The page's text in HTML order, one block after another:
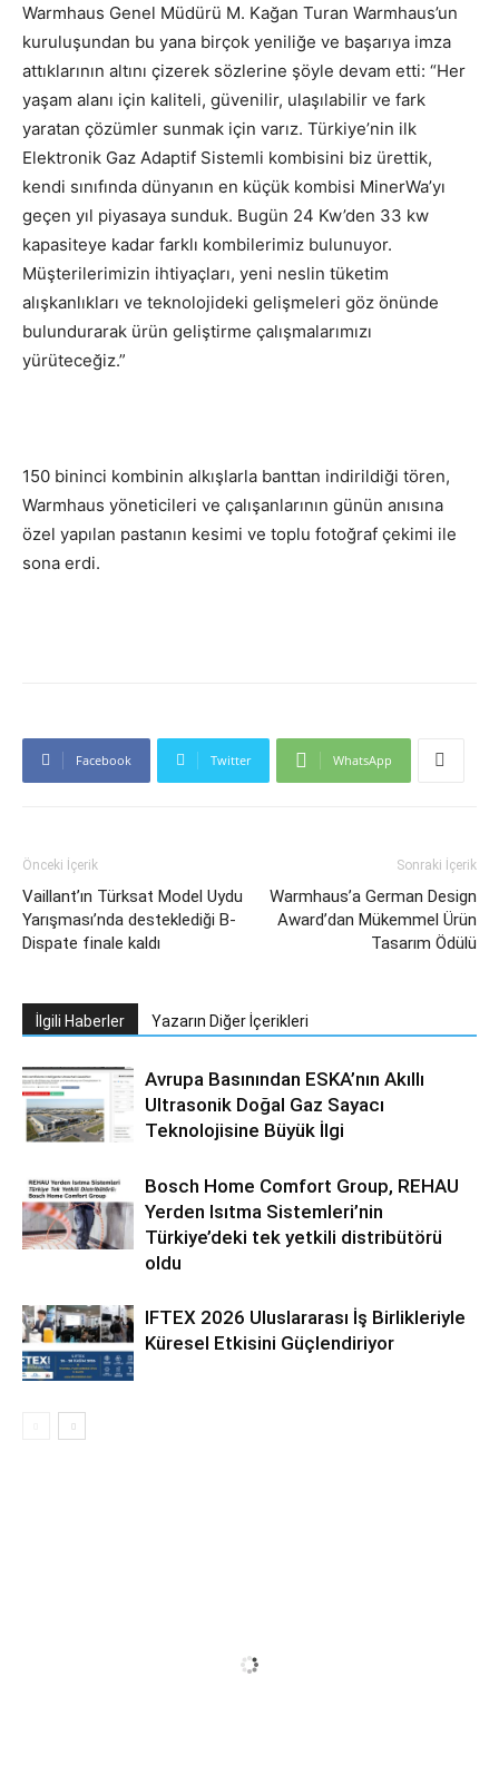
Warmhaus Genel Müdürü M. Kağan Turan Warmhaus’un
kuruluşundan bu yana birçok yeniliğe ve başarıya imza
attıklarının altını çizerek sözlerine şöyle devam etti: “Her
yaşam alanı için kaliteli, güvenilir, ulaşılabilir ve fark
yaratan çözümler sunmak için varız. Türkiye’nin ilk
Elektronik Gaz Adaptif Sistemli kombisini biz ürettik,
kendi sınıfında dünyanın en küçük kombisi MinerWa’yı
geçen yıl piyasaya sunduk. Bugün 24 Kw’den 33 kw
kapasiteye kadar farklı kombilerimiz bulunuyor.
Müşterilerimizin ihtiyaçları, yeni neslin tüketim
alışkanlıkları ve teknolojideki gelişmeleri göz önünde
bulundurarak ürün geliştirme çalışmalarımızı
yürüteceğiz.”
150 bininci kombinin alkışlarla banttan indirildiği tören,
Warmhaus yöneticileri ve çalışanlarının günün anısına
özel yapılan pastanın kesimi ve toplu fotoğraf çekimi ile
sona erdi.
Facebook Twitter WhatsApp
Önceki İçerik
Vaillant’ın Türksat Model Uydu
Yarışması’nda desteklediği B-
Dispate finale kaldı
Sonraki İçerik
Warmhaus’a German Design
Award’dan Mükemmel Ürün
Tasarım Ödülü
İlgili Haberler Yazarın Diğer İçerikleri
Avrupa Basınından ESKA’nın Akıllı
Ultrasonik Doğal Gaz Sayacı
Teknolojisine Büyük İlgi
Bosch Home Comfort Group, REHAU
Yerden Isıtma Sistemleri’nin
Türkiye’deki tek yetkili distribütörü
oldu
IFTEX 2026 Uluslararası İş Birlikleriyle
Küresel Etkisini Güçlendiriyor